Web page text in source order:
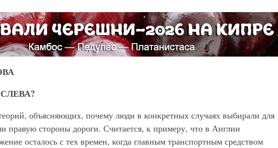
объясняющих, почему люди в конкретных случаях выбирали для
правую стороны дороги. Считается, к примеру, что в Англии
осталось с тех времен, когда главным транспортным средством